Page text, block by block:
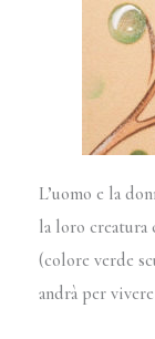
L’uomo e la
la loro creatura
(colore verde
andrà per